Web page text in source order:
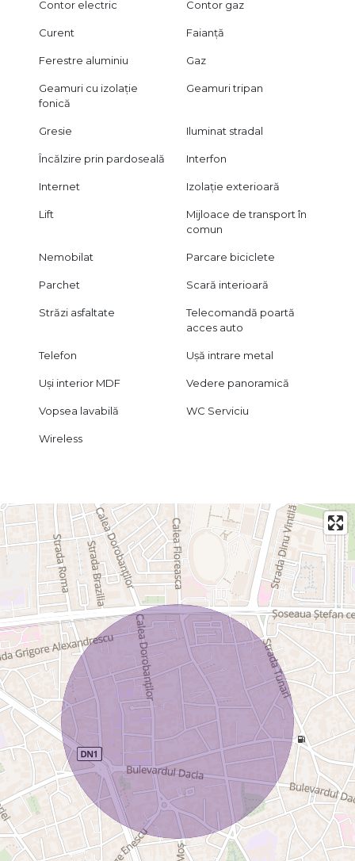
Contor electric Contor gaz
Curent Faianță
Ferestre aluminiu Gaz
Geamuri cu izolație
fonică
Geamuri tripan
Gresie Iluminat stradal
Încălzire prin pardoseală Interfon
Internet Izolație exterioară
Lift
Mijloace de transport în
comun
Nemobilat Parcare biciclete
Parchet Scară interioară
Străzi asfaltate
Telecomandă poartă
acces auto
Telefon Ușă intrare metal
Uși interior MDF Vedere panoramică
Vopsea lavabilă WC Serviciu
Wireless